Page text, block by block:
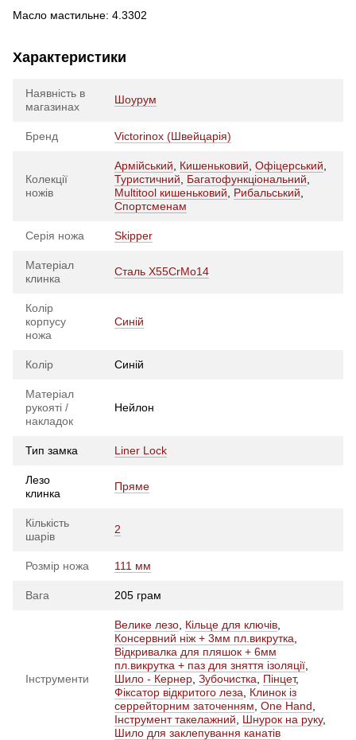
Масло мастильне: 4.3302
Характеристики
Наявність в
магазинах
Шоурум
Бренд Victorinox (Швейцарія)
Колекції
ножів
Армійський Кишеньковий Офіцерський
Туристичний
Багатофункціональний
Multitool кишеньковий
Рибальський
Спортсменам
Серія ножа Skipper
Матеріал
клинка
Сталь X55CrMo14
Колір
корпусу
ножа
Синій
Колір Синій
Матеріал
рукояті /
накладок
Нейлон
Тип замка Liner Lock
Лезо
клинка
Пряме
Кількість
шарів
2
Розмір ножа 111 мм
Вага 205 грам
Інструменти
Велике лезо Кільце для ключів
Консервний ніж + 3мм пл.викрутка
Відкривалка для пляшок + 6мм
пл.викрутка + паз для зняття ізоляції
Шило - Кернер Зубочистка Пінцет,
Фіксатор відкритого леза
Клинок із
серрейторним заточенням One Hand
Інструмент такелажний
Шнурок на руку,
Шило для заклепування канатів